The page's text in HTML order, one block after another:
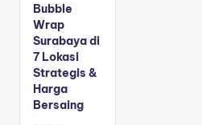
Bubble
Wrap
Surabaya di
7 Lokasi
Strategis &
Harga
Bersaing